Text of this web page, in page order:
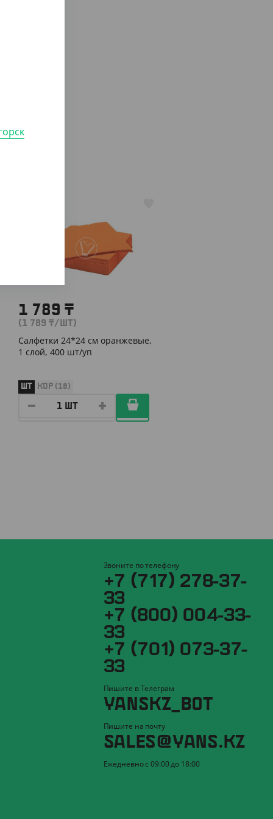
1 789 ₸
(1 789 ₸/ШТ)
Салфетки 24*24 см оранжевые,
1 слой, 400 шт/уп
ШТ КОР (18)
Звоните по телефону
+7 (717) 278-37-
33
+7 (800) 004-33-
33
+7 (701) 073-37-
33
Пишите в Телеграм
YANSKZ_BOT
Пишите на почту
SALES@YANS.KZ
Ежедневно с 09:00 до 18:00